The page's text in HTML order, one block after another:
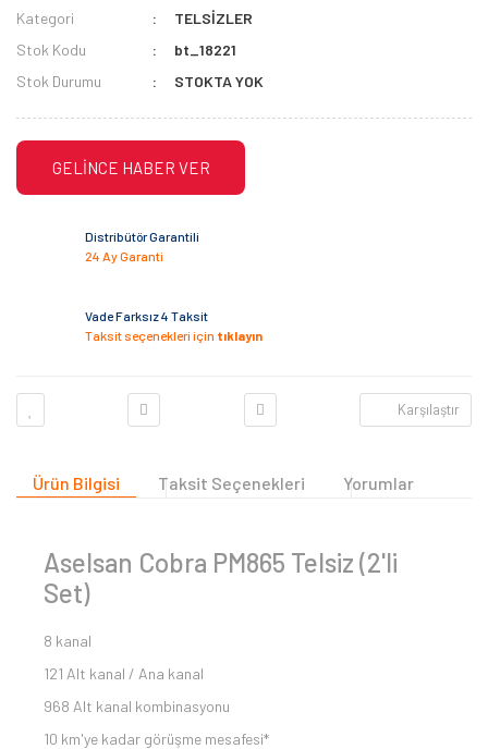
Kategori
TELSİZLER
Stok Kodu
bt_18221
Stok Durumu
STOKTA YOK
GELİNCE HABER VER
Distribütör Garantili
24 Ay Garanti
Vade Farksız 4 Taksit
Taksit seçenekleri için tıklayın
Karşılaştır
Ürün Bilgisi Taksit Seçenekleri Yorumlar
Aselsan Cobra PM865 Telsiz (2'li
Set)
8 kanal
121 Alt kanal / Ana kanal
968 Alt kanal kombinasyonu
10 km'ye kadar görüşme mesafesi*